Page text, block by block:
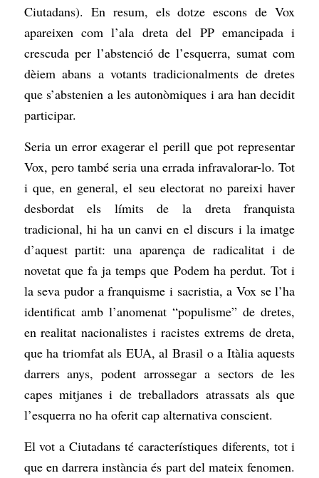
Ciutadans). En resum, els dotze escons de Vox
apareixen com l’ala dreta del PP emancipada i
crescuda per l’abstenció de l’esquerra, sumat com
dèiem abans a votants tradicionalments de dretes
que s’abstenien a les autonòmiques i ara han decidit
participar.
Seria un error exagerar el perill que pot representar
Vox, pero també seria una errada infravalorar-lo. Tot
i que, en general, el seu electorat no pareixi haver
desbordat els límits de la dreta franquista
tradicional, hi ha un canvi en el discurs i la imatge
d’aquest partit: una aparença de radicalitat i de
novetat que fa ja temps que Podem ha perdut. Tot i
la seva pudor a franquisme i sacristia, a Vox se l’ha
identificat amb l’anomenat “populisme” de dretes,
en realitat nacionalistes i racistes extrems de dreta,
que ha triomfat als EUA, al Brasil o a Itàlia aquests
darrers anys, podent arrossegar a sectors de les
capes mitjanes i de treballadors atrassats als que
l’esquerra no ha oferit cap alternativa conscient.
El vot a Ciutadans té característiques diferents, tot i
que en darrera instància és part del mateix fenomen.